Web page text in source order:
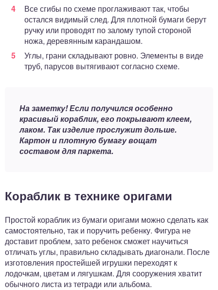
Все сгибы по схеме проглаживают так, чтобы
остался видимый след. Для плотной бумаги берут
ручку или проводят по залому тупой стороной
ножа, деревянным карандашом.
Углы, грани складывают ровно. Элементы в виде
труб, парусов вытягивают согласно схеме.
На заметку! Если получился особенно
красивый кораблик, его покрывают клеем,
лаком. Так изделие прослужит дольше.
Картон и плотную бумагу вощат
составом для паркета.
Кораблик в технике оригами
Простой кораблик из бумаги оригами можно сделать как
самостоятельно, так и поручить ребенку. Фигура не
доставит проблем, зато ребенок сможет научиться
отличать углы, правильно складывать диагонали. После
изготовления простейшей игрушки переходят к
лодочкам, цветам и лягушкам. Для сооружения хватит
обычного листа из тетради или альбома.